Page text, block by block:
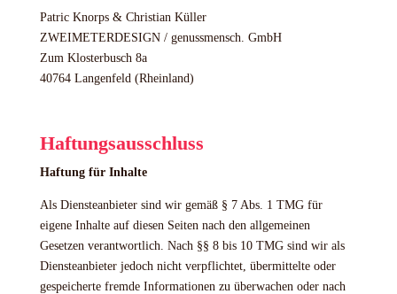
Patric Knorps & Christian Küller
ZWEIMETERDESIGN / genussmensch. GmbH
Zum Klosterbusch 8a
40764 Langenfeld (Rheinland)
Haftungsausschluss
Haftung für Inhalte
Als Diensteanbieter sind wir gemäß § 7 Abs. 1 TMG für
eigene Inhalte auf diesen Seiten nach den allgemeinen
Gesetzen verantwortlich. Nach §§ 8 bis 10 TMG sind wir als
Diensteanbieter jedoch nicht verpflichtet, übermittelte oder
gespeicherte fremde Informationen zu überwachen oder nach